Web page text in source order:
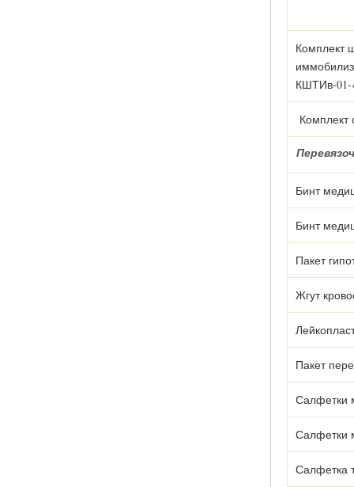
Комплект
КШТИв-01-
Комплект
Бинт
Бинт
Пакет
Жгут
Пакет
Салфетки
Салфетки
Салфетка